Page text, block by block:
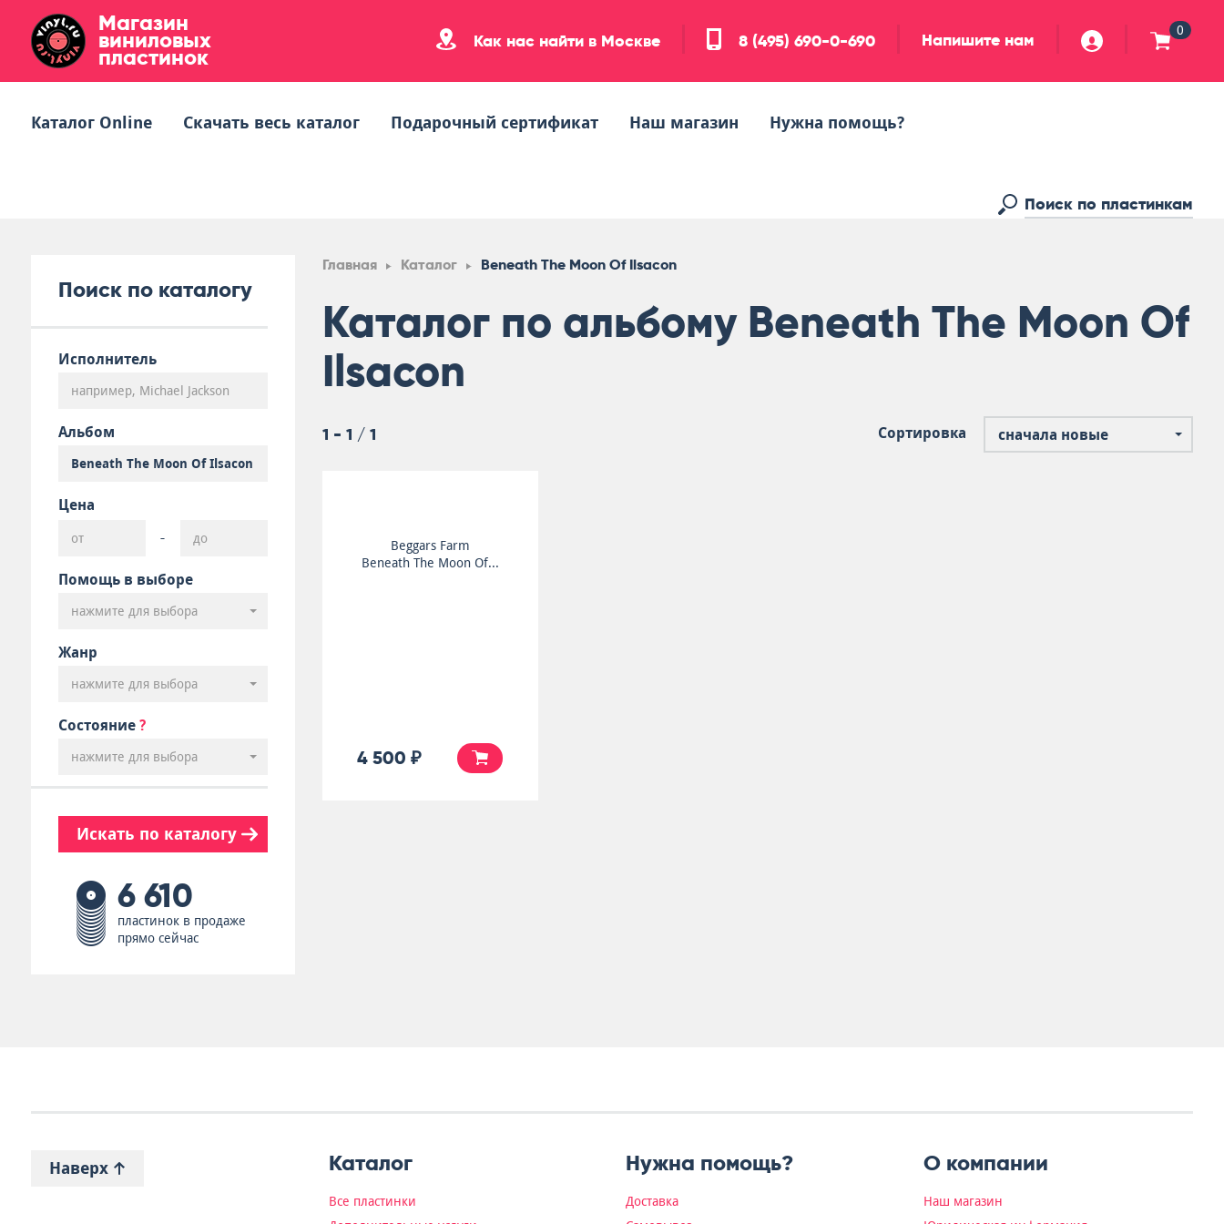
Магазин
виниловых
пластинок
Как нас найти в Москве 8 (495) 690-0-690 Напишите нам 0
Каталог Online Скачать весь каталог Подарочный сертификат Наш магазин Нужна помощь?
Поиск по каталогу
Исполнитель
Альбом
Цена
-
Помощь в выборе
нажмите для выбора
Жанр
нажмите для выбора
Состояние ?
нажмите для выбора
Искать по каталогу
6 610
пластинок в продаже
прямо сейчас
Главная Каталог Beneath The Moon Of Ilsacon
Каталог по альбому Beneath The Moon Of
Ilsacon
1 - 1 / 1 Сортировка сначала новые
Beggars Farm
Beneath The Moon Of...
4 500 ₽
Наверх Каталог
Все пластинки
Нужна помощь?
Доставка
О компании
Наш магазин